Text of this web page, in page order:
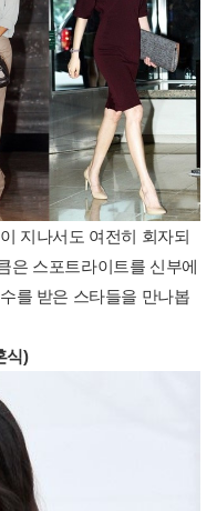
지나서도 여전히 회자되
은 스포트라이트를 신부에
를 받은 스타들을 만나봅
식)